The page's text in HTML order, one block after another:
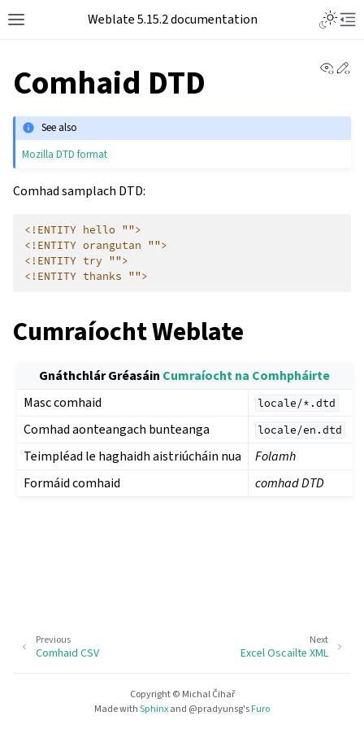
Weblate 5.15.2 documentation
Comhaid DTD
See also
Mozilla DTD format
Comhad samplach DTD:
<!ENTITY hello "">
<!ENTITY orangutan "">
<!ENTITY try "">
<!ENTITY thanks "">
Cumraíocht Weblate
Gnáthchlár Gréasáin Cumraíocht na Comhpháirte
Masc comhaid
locale/*.dtd
Comhad aonteangach bunteanga locale/en.dtd
Teimpléad le haghaidh aistriúcháin nua
Folamh
Formáid comhaid
comhad DTD
Next
Excel Oscailte XML
Previous
Comhaid CSV
Copyright © Michal Čihař
Made withSphinxand @pradyunsg'sFuro